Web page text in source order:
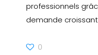
professionnels
demande
0